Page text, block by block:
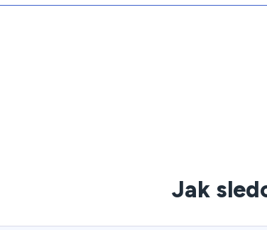
Jak